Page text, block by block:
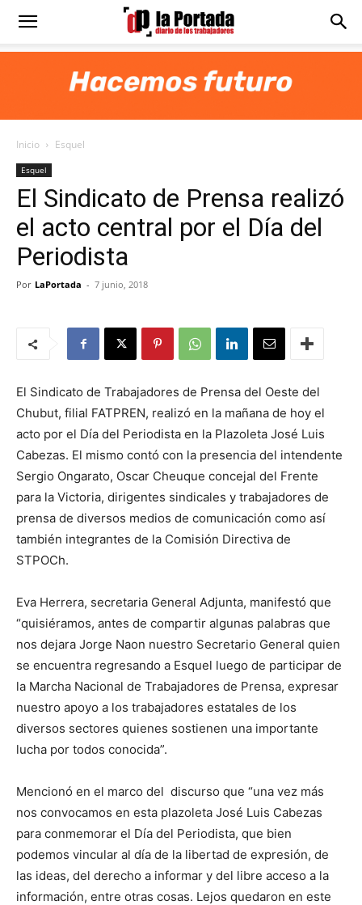
Diario
Portada
Inicio Esquel
Esquel
El Sindicato de Prensa realizó
el acto central por el Día del
Periodista
Por LaPortada - 7 junio, 2018
El Sindicato de Trabajadores de Prensa del Oeste del
Chubut, filial FATPREN, realizó en la mañana de hoy el
acto por el Día del Periodista en la Plazoleta José Luis
Cabezas. El mismo contó con la presencia del intendente
Sergio Ongarato, Oscar Cheuque concejal del Frente
para la Victoria, dirigentes sindicales y trabajadores de
prensa de diversos medios de comunicación como así
también integrantes de la Comisión Directiva de
STPOCh.
Eva Herrera, secretaria General Adjunta, manifestó que
“quisiéramos, antes de compartir algunas palabras que
nos dejara Jorge Naon nuestro Secretario General quien
se encuentra regresando a Esquel luego de participar de
la Marcha Nacional de Trabajadores de Prensa, expresar
nuestro apoyo a los trabajadores estatales de los
diversos sectores quienes sostienen una importante
lucha por todos conocida”.
Mencionó en el marco del discurso que “una vez más
nos convocamos en esta plazoleta José Luis Cabezas
para conmemorar el Día del Periodista, que bien
podemos vincular al día de la libertad de expresión, de
las ideas, del derecho a informar y del libre acceso a la
información, entre otras cosas. Lejos quedaron en este